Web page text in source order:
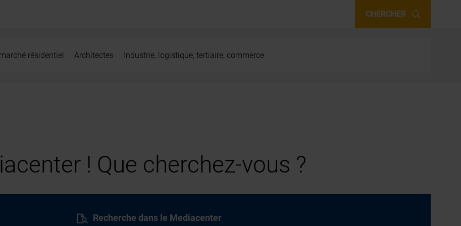
CHERCHER
résidentiel Architectes Industrie, logistique, tertiaire, commerce
! Que cherchez-vous ?
Recherche dans le Mediacenter